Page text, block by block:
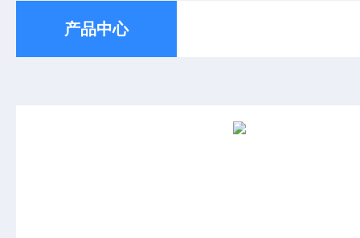
产品中心